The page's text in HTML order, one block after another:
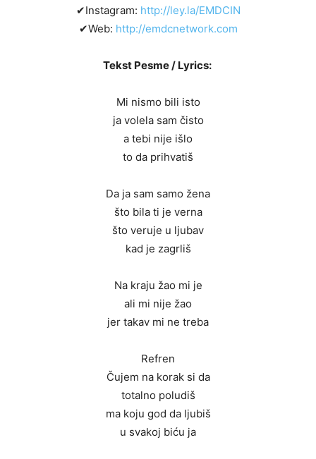
✔Instagram: http://ley.la/EMDCIN
✔Web: http://emdcnetwork.com
Tekst Pesme / Lyrics:
Mi nismo bili isto
ja volela sam čisto
a tebi nije išlo
to da prihvatiš
Da ja sam samo žena
što bila ti je verna
što veruje u ljubav
kad je zagrliš
Na kraju žao mi je
ali mi nije žao
jer takav mi ne treba
Refren
Čujem na korak si da
totalno poludiš
ma koju god da ljubiš
u svakoj biću ja